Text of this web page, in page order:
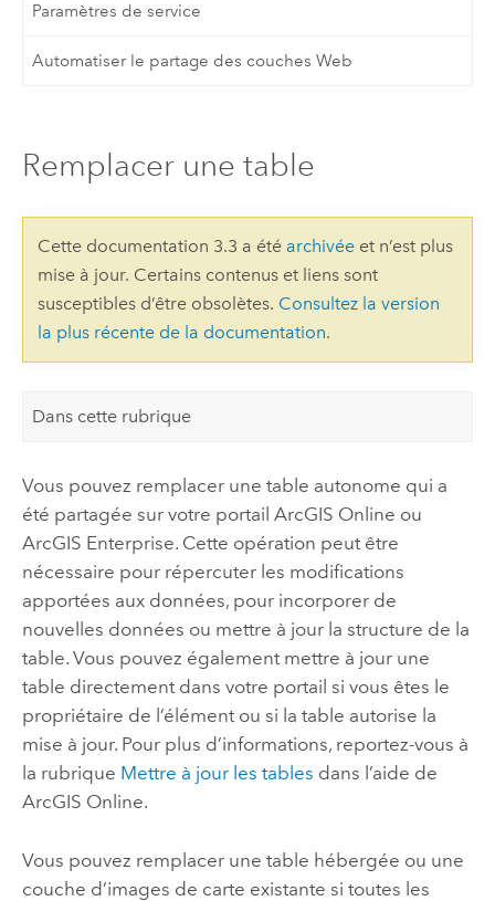
Paramètres de service
Automatiser le partage des couches Web
Remplacer une table
Cette documentation 3.3 a été archivéeet n’est plus
mise à jour. Certains contenus et liens sont
susceptibles d’être obsolètes. Consultez la version
la plus récente de la documentation.
Dans cette rubrique
Vous pouvez remplacer une table autonome qui a
été partagée sur votre portail ArcGIS Online ou
ArcGIS Enterprise. Cette opération peut être
nécessaire pour répercuter les modifications
apportées aux données, pour incorporer de
nouvelles données ou mettre à jour la structure de la
table. Vous pouvez également mettre à jour une
table directement dans votre portail si vous êtes le
propriétaire de l’élément ou si la table autorise la
mise à jour. Pour plus d’informations, reportez-vous à
la rubrique Mettre à jour les tables dans l’aide de
ArcGIS Online.
Vous pouvez remplacer une table hébergée ou une
couche d’images de carte existante si toutes les